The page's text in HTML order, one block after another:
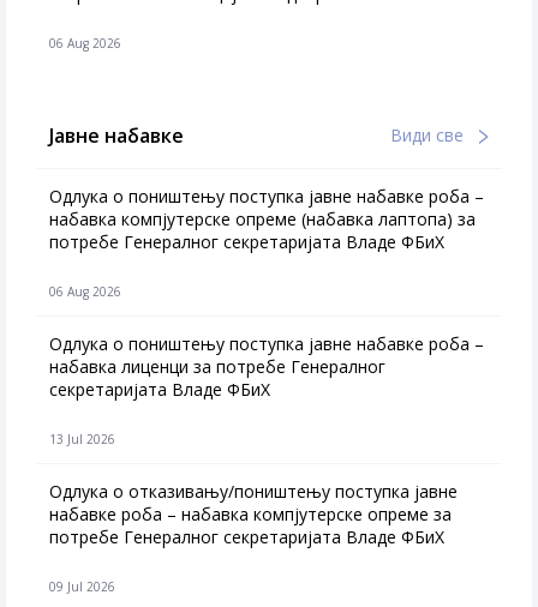
06 Aug 2026
Јавне набавке Види све
Одлука о поништењу поступка јавне набавке роба –
набавка компјутерске опреме (набавка лаптопа) за
потребе Генералног секретаријата Владе ФБиХ
06 Aug 2026
Одлука о поништењу поступка јавне набавке роба –
набавка лиценци за потребе Генералног
секретаријата Владе ФБиХ
13 Jul 2026
Одлука о отказивању/поништењу поступка јавне
набавке роба – набавка компјутерске опреме за
потребе Генералног секретаријата Владе ФБиХ
09 Jul 2026